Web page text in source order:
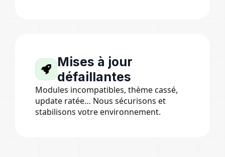
Mises à jour
défaillantes
Modules incompatibles, thème cassé,
update ratée… Nous sécurisons et
stabilisons votre environnement.